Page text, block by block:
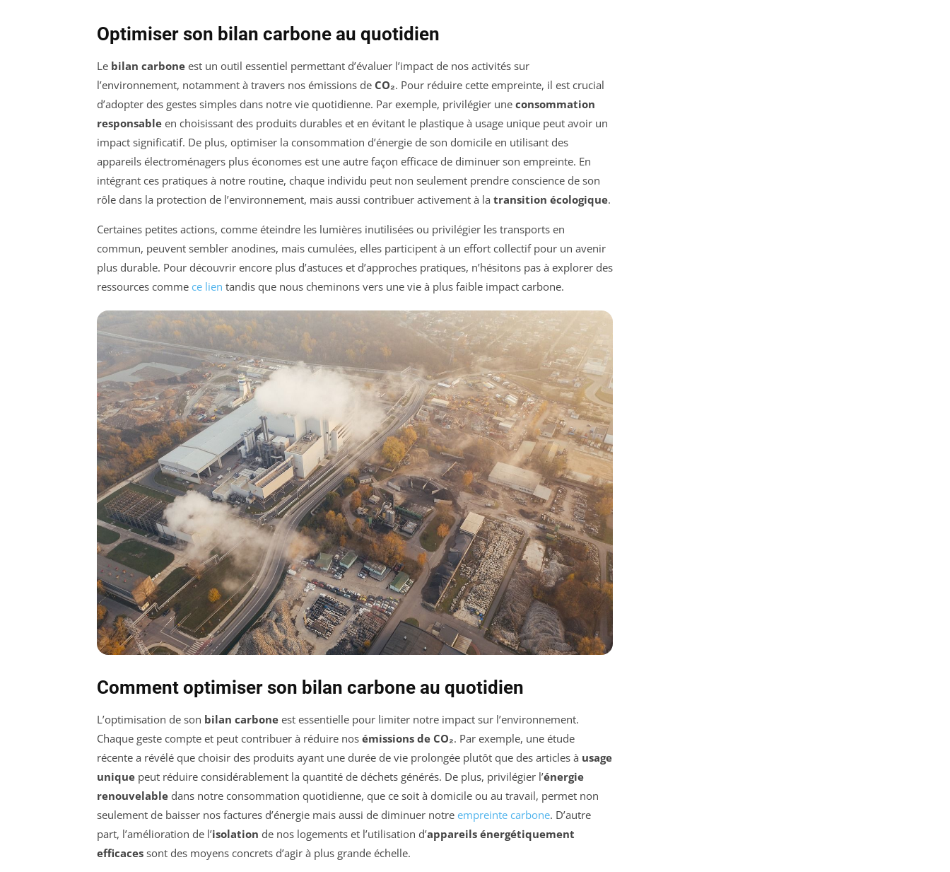
Optimiser son bilan carbone au quotidien
Le bilan carbone est un outil essentiel permettant d’évaluer l’impact de nos activités sur
l’environnement, notamment à travers nos émissions de CO₂. Pour réduire cette empreinte, il est crucial
d’adopter des gestes simples dans notre vie quotidienne. Par exemple, privilégier une consommation
responsable en choisissant des produits durables et en évitant le plastique à usage unique peut avoir un
impact significatif. De plus, optimiser la consommation d’énergie de son domicile en utilisant des
appareils électroménagers plus économes est une autre façon efficace de diminuer son empreinte. En
intégrant ces pratiques à notre routine, chaque individu peut non seulement prendre conscience de son
rôle dans la protection de l’environnement, mais aussi contribuer activement à la transition écologique.
Certaines petites actions, comme éteindre les lumières inutilisées ou privilégier les transports en
commun, peuvent sembler anodines, mais cumulées, elles participent à un effort collectif pour un avenir
plus durable. Pour découvrir encore plus d’astuces et d’approches pratiques, n’hésitons pas à explorer des
ressources comme ce lien tandis que nous cheminons vers une vie à plus faible impact carbone.
Comment optimiser son bilan carbone au quotidien
L’optimisation de son bilan carbone est essentielle pour limiter notre impact sur l’environnement.
Chaque geste compte et peut contribuer à réduire nos émissions de CO₂. Par exemple, une étude
récente a révélé que choisir des produits ayant une durée de vie prolongée plutôt que des articles à usage
unique peut réduire considérablement la quantité de déchets générés. De plus, privilégier l’énergie
renouvelable dans notre consommation quotidienne, que ce soit à domicile ou au travail, permet non
seulement de baisser nos factures d’énergie mais aussi de diminuer notre empreinte carbone. D’autre
part, l’amélioration de l’isolation de nos logements et l’utilisation d’appareils énergétiquement
efficaces sont des moyens concrets d’agir à plus grande échelle.